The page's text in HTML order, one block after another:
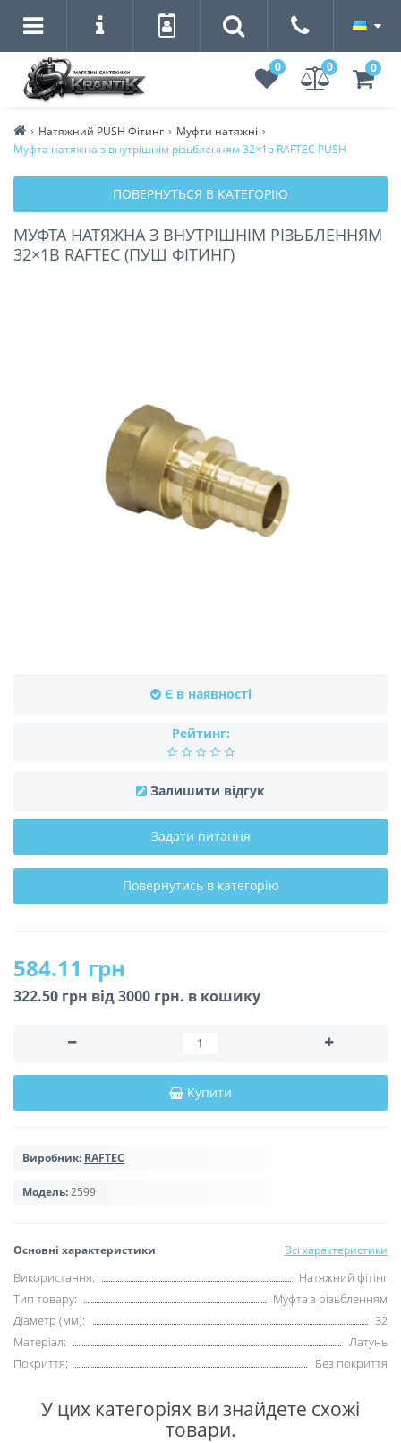
0 0 0
Натяжний PUSH Фітинг
Муфти натяжні
Муфта натяжна з внутрішнім різьбленням 32×1в RAFTEC PUSH
ПОВЕРНУТЬСЯ В КАТЕГОРІЮ
МУФТА НАТЯЖНА З ВНУТРІШНІМ РІЗЬБЛЕННЯМ
32×1В RAFTEC (ПУШ ФІТИНГ)
Є в наявності
Рейтинг:
Залишити відгук
Задати питання
Повернутись в категорію
584.11 грн
322.50 грн вiд 3000 грн. в кошику
Купити
Виробник: RAFTEC
Модель:2599
Основні характеристики Всі характеристики
Використання:
Натяжний фітінг
Тип товару:
Муфта з різьбленням
Діаметр (мм):
32
Матеріал:
Латунь
Покриття:
Без покриття
У цих категоріях ви знайдете схожі
товари.